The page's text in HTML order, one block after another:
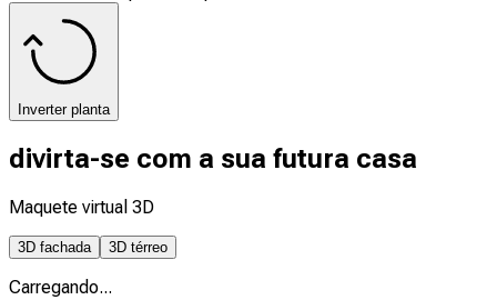
Inverter planta
divirta-se com a sua futura casa
Maquete virtual 3D
3D fachada 3D térreo
Carregando...